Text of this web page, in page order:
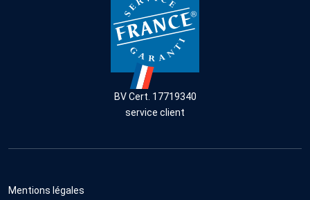
BV Cert. 17719340
service client
Mentions légales